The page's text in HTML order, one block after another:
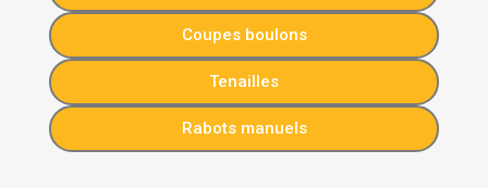
Coupes boulons
Tenailles
Rabots manuels